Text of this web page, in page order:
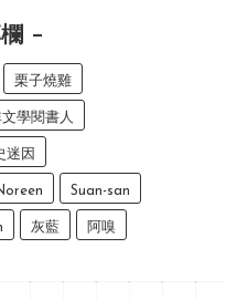
栗子燒雞
學閱書人
迷因
Suan-san
灰藍 阿嗅